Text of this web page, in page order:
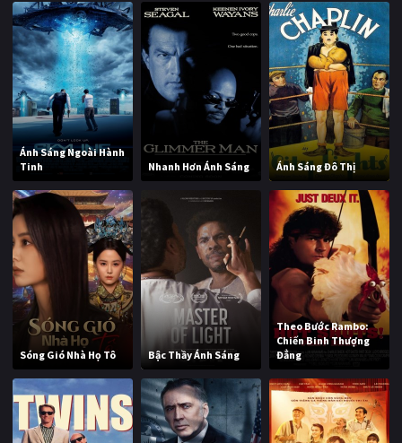
Ánh Sáng Ngoài Hành
Tinh
Nhanh Hơn Ánh Sáng Ánh Sáng Đô Thị
Sóng Gió Nhà Họ Tô Bậc Thầy Ánh Sáng
Theo Bước Rambo:
Chiến Binh Thượng
Đẳng